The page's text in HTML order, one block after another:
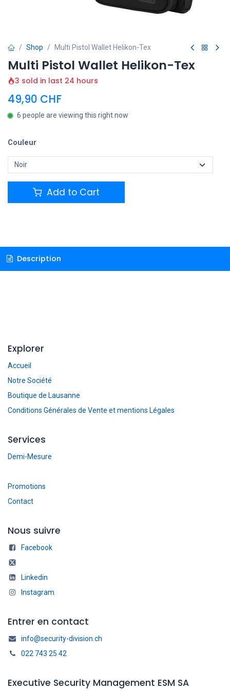
Shop Multi Pistol Wallet Helikon-Tex
Multi Pistol Wallet Helikon-Tex
3 sold in last 24 hours
49,90 CHF
6 people are viewing this right now
Couleur
Add to Cart
Description
Explorer
Accueil
Notre Société
Boutique de Lausanne
Conditions Générales de Vente et mentions Légales
Services
Demi-Mesure
Promotions
Contact
Nous suivre
Facebook
Linkedin
Instagram
Entrer en contact
info@security-division.ch
022 743 25 42
Executive Security Management ESM SA